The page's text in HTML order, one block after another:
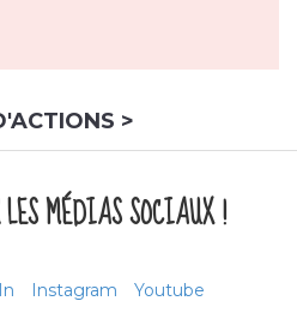
>
MÉDIAS SOCIAUX !
Instagram Youtube